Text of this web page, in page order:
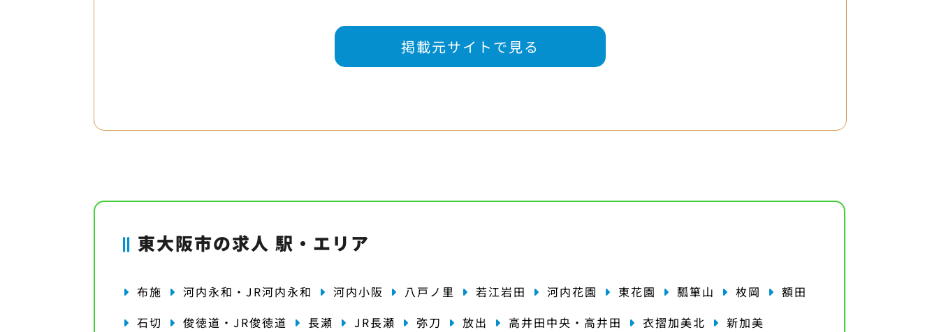
掲載元サイトで見る
東大阪市の求人 駅・エリア
布施 河内永和・JR河内永和 河内小阪 八戸ノ里 若江岩田 河内花園 東花園 瓢箪山 枚岡
額田
石切
俊徳道・JR俊徳道 長瀬 JR長瀬 弥刀 放出 高井田中央・高井田 衣摺加美北
新加美